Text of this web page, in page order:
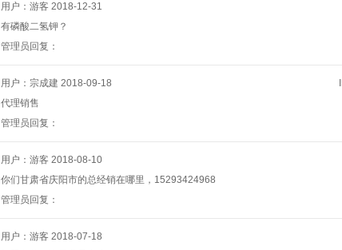
用户：游客 2018-12-31
有磷酸二氢钾？
管理员回复：
用户：宗成建 2018-09-18
代理销售
管理员回复：
用户：游客 2018-08-10
你们甘肃省庆阳市的总经销在哪里，15293424968
管理员回复：
用户：游客 2018-07-18